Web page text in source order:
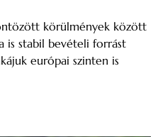
körülmények között
is stabil bevételi forrást
európai szinten is